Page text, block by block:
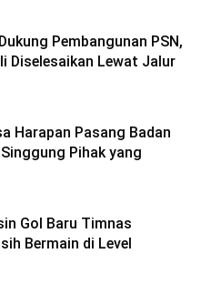
Pembangunan PSN,
Diselesaikan Lewat Jalur
Harapan Pasang Badan
Pihak yang
Gol Baru Timnas
Bermain di Level